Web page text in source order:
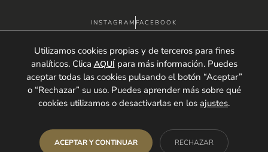
INSTAGRAM FACEBOOK
betolaza@betolaza.es 663 47 34 44
WHATSAPP CHAT
Aviso legal Política de privacidad
Política de cookies
Utilizamos cookies propias y de terceros para fines
analíticos. Clica AQUÍpara más información. Puedes
aceptar todas las cookies pulsando el botón “Aceptar”
o “Rechazar” su uso. Puedes aprender más sobre qué
cookies utilizamos o desactivarlas en los ajustes.
ACEPTAR Y CONTINUAR RECHAZAR